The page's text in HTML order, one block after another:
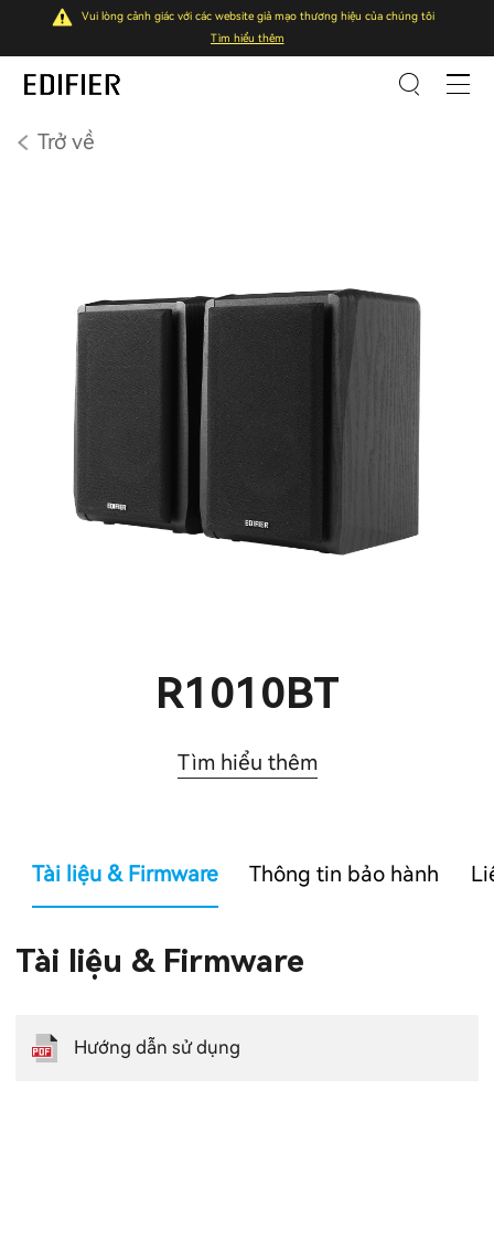
Vui lòng cảnh giác với các website giả mạo thương hiệu của chúng tôi
Tìm hiểu thêm
Trở về
R1010BT
Tìm hiểu thêm
Tài liệu & Firmware Thông tin bảo hành
Tài liệu & Firmware
Hướng dẫn sử dụng